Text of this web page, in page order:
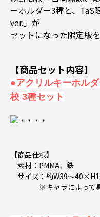
ーホルダー3種と、TaS
ver.」が
セットになった限定版
【商品セット内容】
●アクリルキーホル
校 3種セット
【商品仕様】
素材：PMMA、鉄
サイズ：約W39～
※キャラによって異